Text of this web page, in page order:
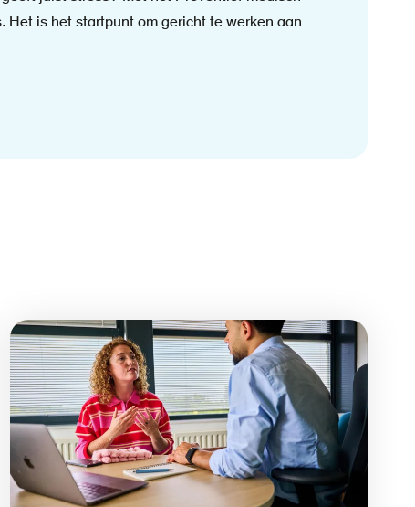
Het is het startpunt om gericht te werken aan